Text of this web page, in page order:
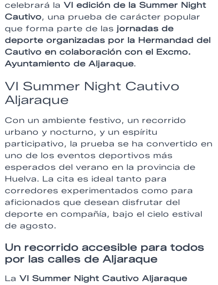
celebrará la VI edición de la Summer Night
Cautivo, una prueba de carácter popular
que forma parte de las jornadas de
deporte organizadas por la Hermandad del
Cautivo en colaboración con el Excmo.
Ayuntamiento de Aljaraque.
VI Summer Night Cautivo
Aljaraque
Con un ambiente festivo, un recorrido
urbano y nocturno, y un espíritu
participativo, la prueba se ha convertido en
uno de los eventos deportivos más
esperados del verano en la provincia de
Huelva. La cita es ideal tanto para
corredores experimentados como para
aficionados que desean disfrutar del
deporte en compañía, bajo el cielo estival
de agosto.
Un recorrido accesible para todos
por las calles de Aljaraque
La VI Summer Night Cautivo Aljaraque